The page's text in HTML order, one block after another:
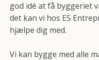
god idé at få byggeriet
det kan vi hos ES
hjælpe dig med.
Vi kan bygge med alle